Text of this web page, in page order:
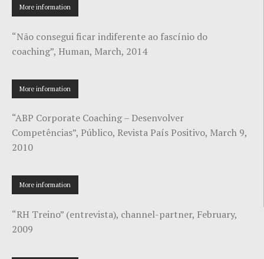
More information
“Não consegui ficar indiferente ao fascínio do
coaching”, Human, March, 2014
More information
“ABP Corporate Coaching – Desenvolver
Competências”, Público, Revista País Positivo, March 9,
2010
More information
“RH Treino” (entrevista), channel-partner, February,
2009